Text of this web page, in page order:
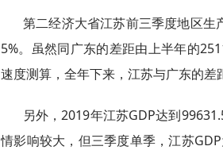
第二经济大省江苏前三季度地区生
5%。虽然同广东的差距由上半年的
速度测算，全年下来，江苏与广东的差
另外，2019年江苏GDP达到
情影响较大，但三季度单季，江苏